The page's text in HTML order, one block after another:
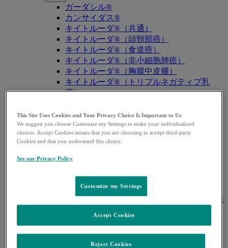
ガーダシル®
カンサイダス®
キイトルーダ®（共通）
キイトルーダ®（頭頸部癌）
キイトルーダ®（食道癌）
キイトルーダ®（非小細胞肺癌）
キイトルーダ®（胸膜中皮腫）
キイトルーダ®（トリプルネガティブ乳
癌）
キイトルーダ®（胆道癌）
キイトルーダ®（腎細胞癌）
キイトルーダ®（尿路上皮癌）
キイトルーダ®（子宮体癌）
キイトルーダ®（子宮頸癌）
キイトルーダ®（古典的ホジキンリンパ
腫）
キイトルーダ®（原発性縦隔大細胞型B細胞
キイトルーダ®（MSI-High固形癌）
キイトルーダ®（TMB-High固形癌）
This Site Uses Cookies and Your Privacy Choice Is Important to Us
We suggest you choose Customize my Settings to make your individualized
choices. Accept Cookies means that you are choosing to accept third-party
Cookies and that you understand this choice.
See our Privacy Policy
Customize my Settings
Reject Cookies
Accept Cookies